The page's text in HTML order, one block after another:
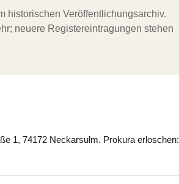
historischen Veröffentlichungsarchiv.
neuere Registereintragungen stehen
1, 74172 Neckarsulm. Prokura erloschen: